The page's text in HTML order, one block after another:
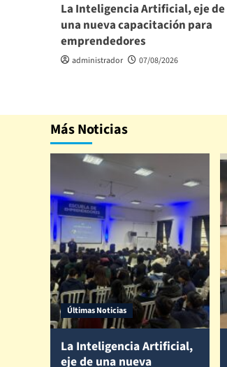
La Inteligencia Artificial, eje de
una nueva capacitación para
emprendedores
administrador 07/08/2026
Más Noticias
Últimas Noticias
La Inteligencia Artificial,
eje de una nueva